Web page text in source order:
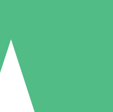
Pakete
Keine monatliche Verpflichtung